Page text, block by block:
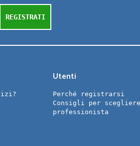
REGISTRATI
Utenti
Perché registrarsi
Consigli per
professionista